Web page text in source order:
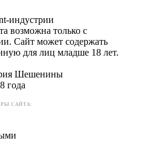
индустрии
возможна только с
Сайт может содержать
для лиц младше 18 лет.
Шешенины
года
САЙТА: